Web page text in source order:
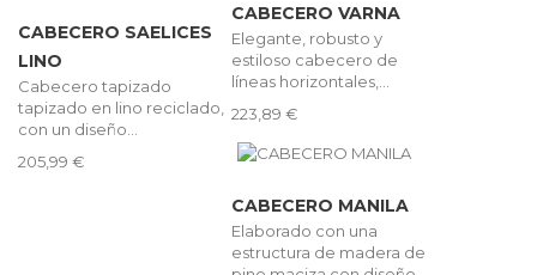
CABECERO SAELICES
LINO
Cabecero tapizado
tapizado en lino reciclado,
con un diseño...
205,99 €
CABECERO VARNA
Elegante, robusto y
estiloso cabecero de
líneas horizontales,...
223,89 €
CABECERO MANILA
Elaborado con una
estructura de madera de